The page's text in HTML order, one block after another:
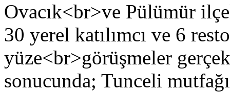
Ovacık<br>ve Pülümür
30 yerel katılımcı ve 6
yüze<br>görüşmeler
sonucunda; Tunceli